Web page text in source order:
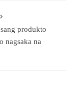
produkto
nagsaka na